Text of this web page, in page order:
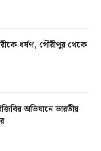
ধর্ষণ, গৌরীপুর থেকে
অভিযানে ভারতীয়